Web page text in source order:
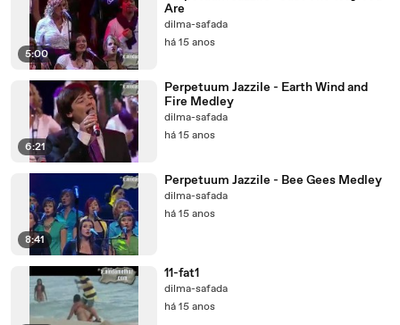
5:00
Are
dilma-safada
há 15 anos
6:21
Perpetuum Jazzile - Earth Wind and
Fire Medley
dilma-safada
há 15 anos
8:41
Perpetuum Jazzile - Bee Gees Medley
dilma-safada
há 15 anos
11-fat1
dilma-safada
há 15 anos